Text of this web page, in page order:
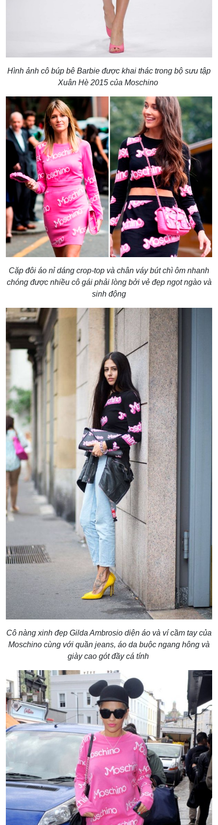
Hình ảnh cô búp bê Barbie được khai thác trong bộ sưu tập
Xuân Hè 2015 của Moschino
Cặp đôi áo nỉ dáng crop-top và chân váy bút chì ôm nhanh
chóng được nhiều cô gái phải lòng bởi vẻ đẹp ngọt ngào và
sinh động
Cô nàng xinh đẹp Gilda Ambrosio diện áo và ví cầm tay của
Moschino cùng với quần jeans, áo da buộc ngang hông và
giày cao gót đầy cá tính